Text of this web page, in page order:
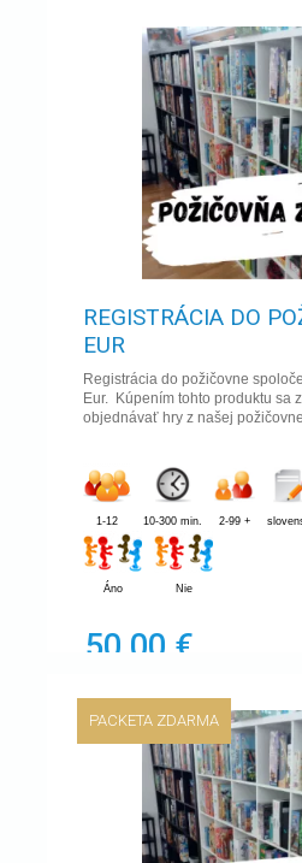
REGISTRÁCIA DO
EUR
Registrácia do požičovne
Eur. Kúpením tohto produktu sa
objednávať hry z našej
1-12 10-300 min. 2-99 +
Áno Nie
50,00 €
PACKETA ZDARMA